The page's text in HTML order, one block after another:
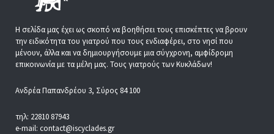
Η σελίδα μας έχει ως σκοπό να βοηθήσει τους επισκέπτες να βρουν
την ειδικότητα του γιατρού που τους ενδιαφέρει, στο νησί που
μένουν, άλλα και να δημιουργήσουμε μια σύγχρονη, αμφίδρομη
επικοινωνία με τα μέλη μας. Τους γιατρούς των Κυκλάδων!
Ανδρέα Παπανδρέου 3, Σύρος 84 100
τηλ: 22810 87943
e-mail: contact@iscyclades.gr